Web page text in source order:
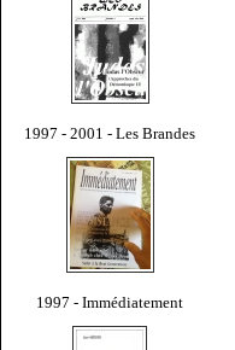
1997 - 2001 - Les Brandes
1997 - Immédiatement